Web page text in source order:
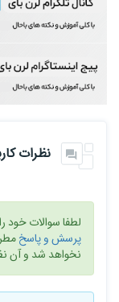
نظرات
لطفا سوالات خود
پرسش و پاسخ
نخواهد شد و آن